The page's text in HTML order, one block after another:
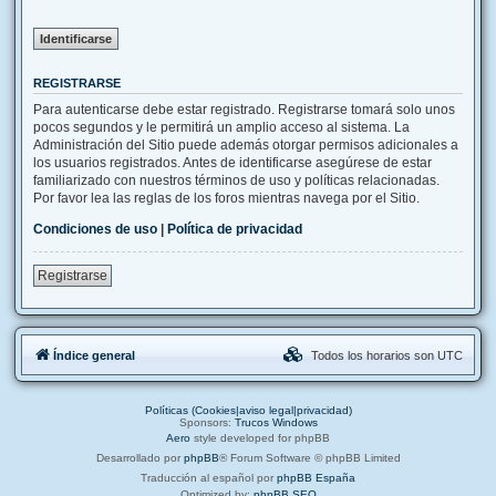
REGISTRARSE
Para autenticarse debe estar registrado. Registrarse tomará solo unos
pocos segundos y le permitirá un amplio acceso al sistema. La
Administración del Sitio puede además otorgar permisos adicionales a
los usuarios registrados. Antes de identificarse asegúrese de estar
familiarizado con nuestros términos de uso y políticas relacionadas.
Por favor lea las reglas de los foros mientras navega por el Sitio.
Condiciones de uso | Política de privacidad
Registrarse
Índice general Todos los horarios son UTC
Políticas (Cookies|aviso legal|privacidad)
Sponsors: Trucos Windows
Aero style developed for phpBB
Desarrollado por phpBB® Forum Software © phpBB Limited
Traducción al español por phpBB España